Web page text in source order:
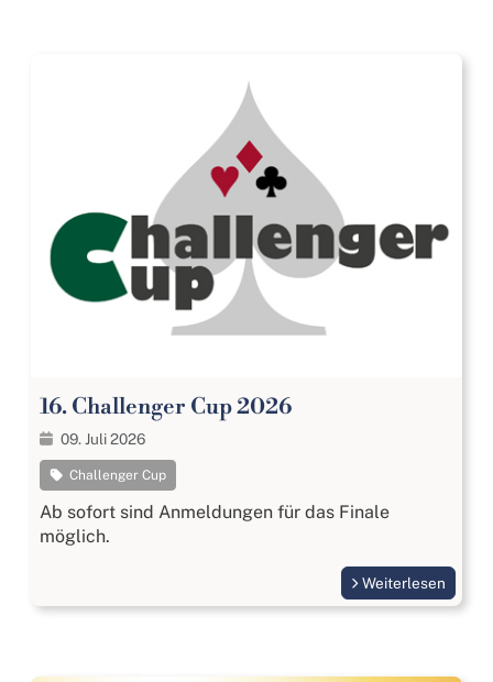
16. Challenger Cup 2026
09. Juli 2026
Challenger Cup
Ab sofort sind Anmeldungen für das Finale
möglich.
Weiterlesen